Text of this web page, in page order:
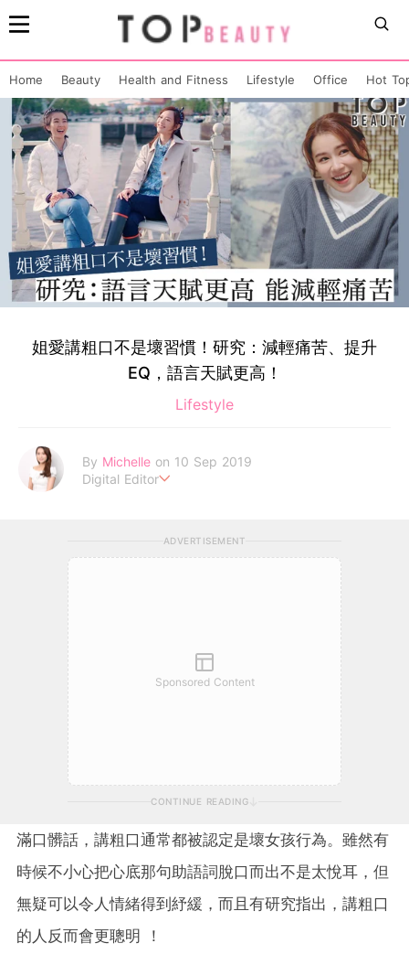
Home Beauty Health and Fitness Lifestyle Office Hot
姐愛講粗口不是壞習慣！研究：減輕痛苦、提升
EQ，語言天賦更高！
Lifestyle
By Michelle on 10 Sep 2019
Digital Editor
ADVERTISEMENT
Sponsored Content
CONTINUE READING
滿口髒話，講粗口通常都被認定是壞女孩行為。雖然有
時候不小心把心底那句助語詞脫口而出不是太悅耳，但
無疑可以令人情緒得到紓緩，而且有研究指出，講粗口
的人反而會更聰明 ！